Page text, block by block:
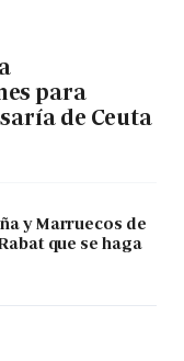
para
de Ceuta
y Marruecos de
que se haga